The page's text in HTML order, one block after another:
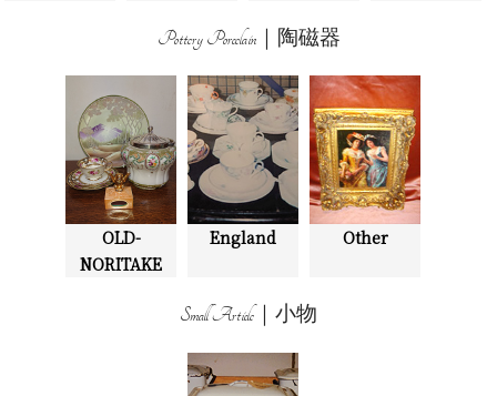
Pottery Porcelain｜陶磁器
OLD-
NORITAKE
England Other
Small Article｜小物